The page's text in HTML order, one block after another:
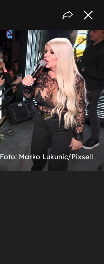
Foto: Marko Lukunic/Pixsell